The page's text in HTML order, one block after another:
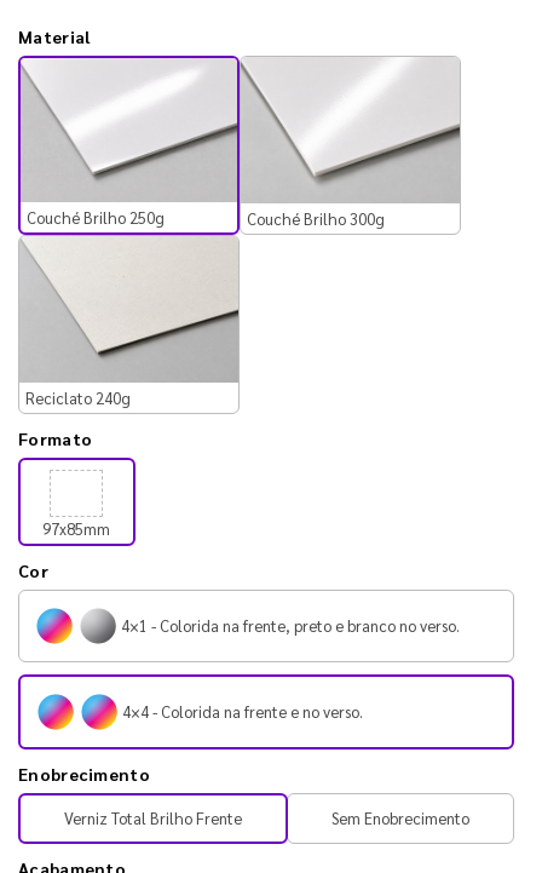
Material
Couché Brilho 250g Couché Brilho 300g
Reciclato 240g
Formato
97x85mm
Cor
4×1 - Colorida na frente, preto e branco no verso.
4×4 - Colorida na frente e no verso.
Enobrecimento
Verniz Total Brilho Frente Sem Enobrecimento
Acabamento